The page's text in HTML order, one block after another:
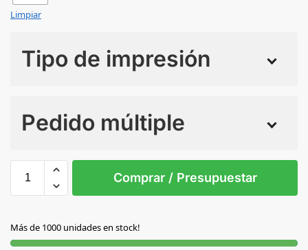
Limpiar
Tipo de impresión
Pedido múltiple
S/T
Comprar / Presupuestar
Más de 1000 unidades en stock!